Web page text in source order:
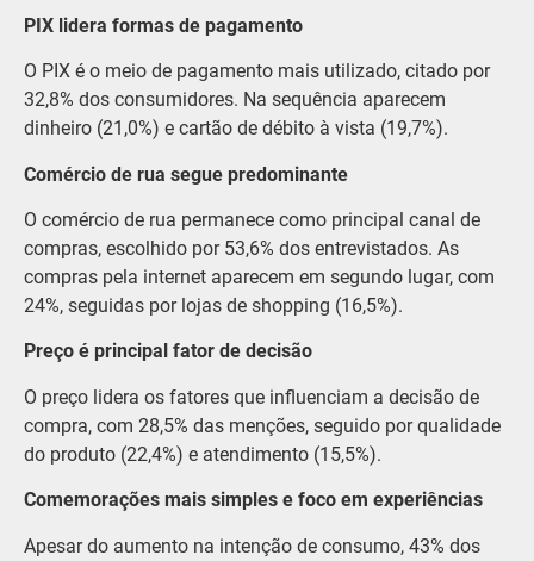
PIX lidera formas de pagamento
O PIX é o meio de pagamento mais utilizado, citado por
32,8% dos consumidores. Na sequência aparecem
dinheiro (21,0%) e cartão de débito à vista (19,7%).
Comércio de rua segue predominante
O comércio de rua permanece como principal canal de
compras, escolhido por 53,6% dos entrevistados. As
compras pela internet aparecem em segundo lugar, com
24%, seguidas por lojas de shopping (16,5%).
Preço é principal fator de decisão
O preço lidera os fatores que influenciam a decisão de
compra, com 28,5% das menções, seguido por qualidade
do produto (22,4%) e atendimento (15,5%).
Comemorações mais simples e foco em experiências
Apesar do aumento na intenção de consumo, 43% dos